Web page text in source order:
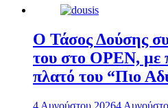
Ο Τάσος Δούσης
του στο OPEN, με
πλατό του “Πιο
4 Αυγούστου 20264